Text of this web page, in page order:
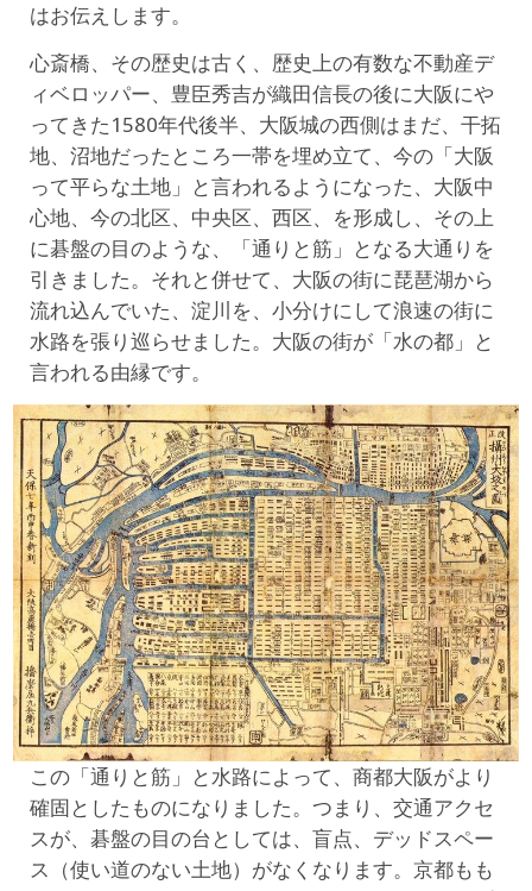
はお伝えします。
心斎橋、その歴史は古く、歴史上の有数な不動産デ
ィベロッパー、豊臣秀吉が織田信長の後に大阪にや
ってきた1580年代後半、大阪城の西側はまだ、干拓
地、沼地だったところ一帯を埋め立て、今の「大阪
って平らな土地」と言われるようになった、大阪中
心地、今の北区、中央区、西区、を形成し、その上
に碁盤の目のような、「通りと筋」となる大通りを
引きました。それと併せて、大阪の街に琵琶湖から
流れ込んでいた、淀川を、小分けにして浪速の街に
水路を張り巡らせました。大阪の街が「水の都」と
言われる由縁です。
この「通りと筋」と水路によって、商都大阪がより
確固としたものになりました。つまり、交通アクセ
スが、碁盤の目の台としては、盲点、デッドスペー
ス（使い道のない土地）がなくなります。京都もも